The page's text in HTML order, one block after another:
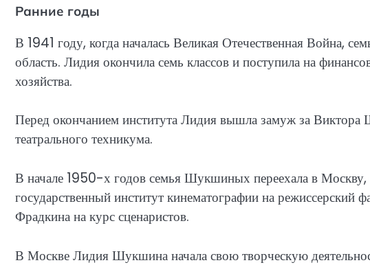
Ранние годы
В 1941 году, когда началась Великая Отечественная Война,
область. Лидия окончила семь классов и поступила на
хозяйства.
Перед окончанием института Лидия вышла замуж за
театрального техникума.
В начале 1950-х годов семья Шукшиных переехала в
государственный институт кинематографии на режиссерский
Фрадкина на курс сценаристов.
В Москве Лидия Шукшина начала свою творческую